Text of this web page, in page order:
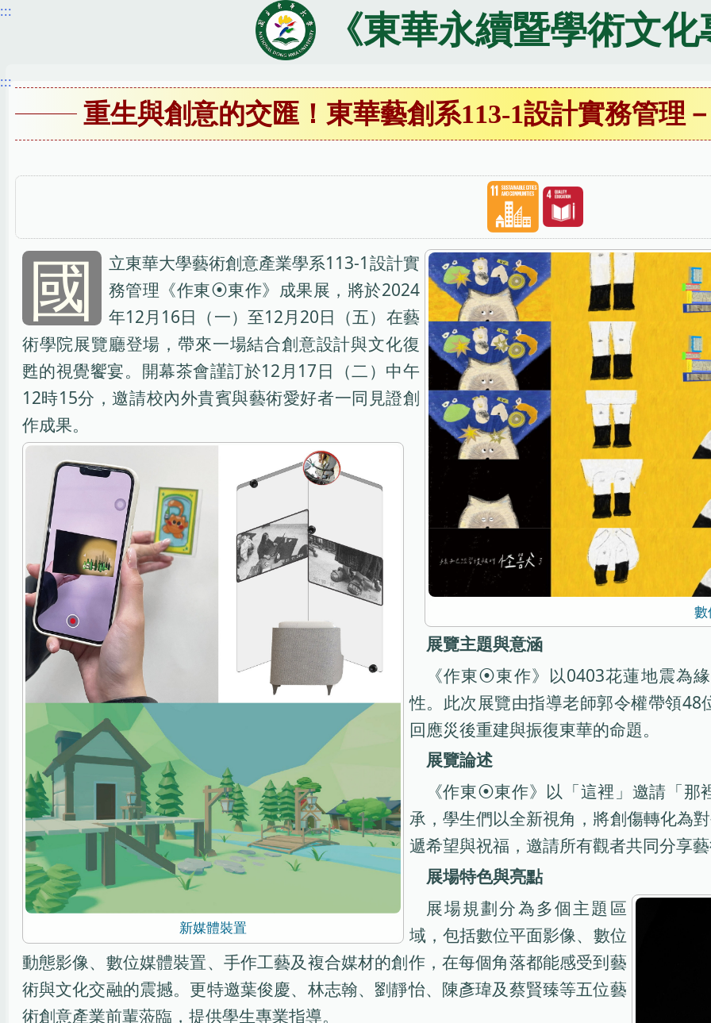
跳
要
區
::: 《東華永續暨學術文
:::
重生與創意的交匯！東華藝創系113-1設計實務管理
數
國
立東華大學藝術創意產業學系113-1設計實
務管理《作東⦿東作》成果展，將於2024
年12月16日（一）至12月20日（五）在藝
術學院展覽廳登場，帶來一場結合創意設計與文化復
甦的視覺饗宴。開幕茶會謹訂於12月17日（二）中午
12時15分，邀請校內外貴賓與藝術愛好者一同見證創
作成果。
新媒體裝置
展覽主題與意涵
《作東⦿東作》以0403花蓮地震為
性。此次展覽由指導老師郭令權帶領
回應災後重建與振復東華的命題。
展覽論述
《作東⦿東作》以「這裡」邀請「
承，學生們以全新視角，將創傷轉化為
遞希望與祝福，邀請所有觀者共同分享
展場特色與亮點
展場規劃分為多個主題區
域，包括數位平面影像、數位
動態影像、數位媒體裝置、手作工藝及複合媒材的創作，在每個角落都能感受到藝
術與文化交融的震撼。更特邀葉俊慶、林志翰、劉靜怡、陳彥瑋及蔡賢臻等五位藝
術創意產業前輩蒞臨，提供學生專業指導。